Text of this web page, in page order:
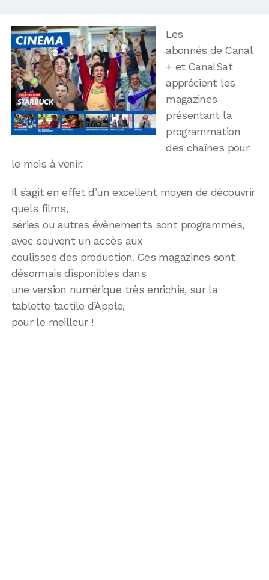
Les
abonnés de Canal
+ et CanalSat
apprécient les
magazines
présentant la
programmation
des chaînes pour
le mois à venir.
Il s’agit en effet d’un excellent moyen de découvrir
quels films,
séries ou autres évènements sont programmés,
avec souvent un accès aux
coulisses des production. Ces magazines sont
désormais disponibles dans
une version numérique très enrichie, sur la
tablette tactile d’Apple,
pour le meilleur !